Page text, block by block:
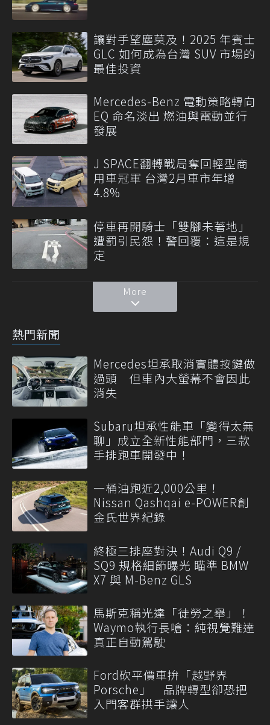
讓對手望塵莫及！2025 年賓士
GLC 如何成為台灣 SUV 市場的
最佳投資
Mercedes-Benz 電動策略轉向
EQ 命名淡出 燃油與電動並行
發展
J SPACE翻轉戰局奪回輕型商
用車冠軍 台灣2月車市年增
4.8%
停車再開騎士「雙腳未著地」
遭罰引民怨！警回覆：這是規
定
More
熱門新聞
Mercedes坦承取消實體按鍵做
過頭 但車內大螢幕不會因此
消失
Subaru坦承性能車「變得太無
聊」成立全新性能部門，三款
手排跑車開發中！
一桶油跑近2,000公里！
Nissan Qashqai e-POWER創
金氏世界紀錄
終極三排座對決！Audi Q9 /
SQ9 規格細節曝光 瞄準 BMW
X7 與 M-Benz GLS
馬斯克稱光達「徒勞之舉」！
Waymo執行長嗆：純視覺難達
真正自動駕駛
Ford砍平價車拚「越野界
Porsche」 品牌轉型卻恐把
入門客群拱手讓人